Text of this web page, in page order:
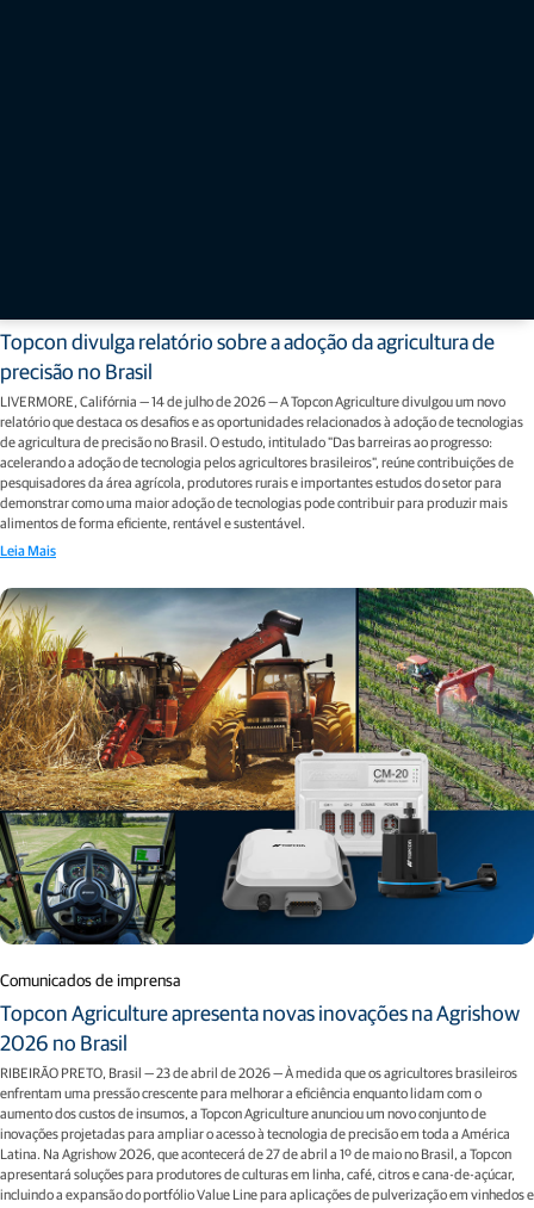
Topcon divulga relatório sobre a adoção da agricultura de
precisão no Brasil
LIVERMORE, Califórnia — 14 de julho de 2026 — A Topcon Agriculture divulgou um novo
relatório que destaca os desafios e as oportunidades relacionados à adoção de tecnologias
de agricultura de precisão no Brasil. O estudo, intitulado "Das barreiras ao progresso:
acelerando a adoção de tecnologia pelos agricultores brasileiros", reúne contribuições de
pesquisadores da área agrícola, produtores rurais e importantes estudos do setor para
demonstrar como uma maior adoção de tecnologias pode contribuir para produzir mais
alimentos de forma eficiente, rentável e sustentável.
Leia Mais
Comunicados de imprensa
Topcon Agriculture apresenta novas inovações na Agrishow
2026 no Brasil
RIBEIRÃO PRETO, Brasil — 23 de abril de 2026 — À medida que os agricultores brasileiros
enfrentam uma pressão crescente para melhorar a eficiência enquanto lidam com o
aumento dos custos de insumos, a Topcon Agriculture anunciou um novo conjunto de
inovações projetadas para ampliar o acesso à tecnologia de precisão em toda a América
Latina. Na Agrishow 2026, que acontecerá de 27 de abril a 1º de maio no Brasil, a Topcon
apresentará soluções para produtores de culturas em linha, café, citros e cana-de-açúcar,
incluindo a expansão do portfólio Value Line para aplicações de pulverização em vinhedos e